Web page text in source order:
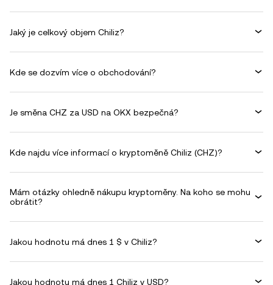
Jaký je celkový objem Chiliz?
Kde se dozvím více o obchodování?
Je směna CHZ za USD na OKX bezpečná?
Kde najdu více informací o kryptoměně Chiliz (CHZ)?
Mám otázky ohledně nákupu kryptoměny. Na koho se mohu
obrátit?
Jakou hodnotu má dnes 1 $ v Chiliz?
Jakou hodnotu má dnes 1 Chiliz v USD?